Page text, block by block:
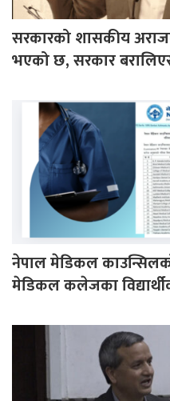
सरकारको शासकीय
भएको छ, सरकार
नेपाल मेडिकल
मेडिकल कलेजका